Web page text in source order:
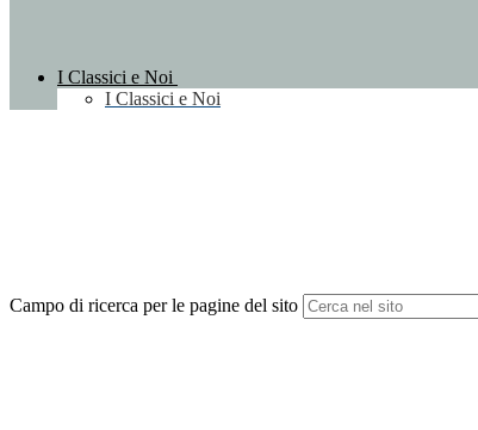
I Classici e Noi
I Classici e Noi
Campo di ricerca per le pagine del sito